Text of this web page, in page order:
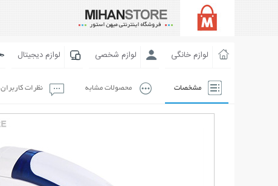
لوازم خانگی لوازم شخصی لوازم دیجیتال
مشخصات محصولات مشابه نظرات کاربران